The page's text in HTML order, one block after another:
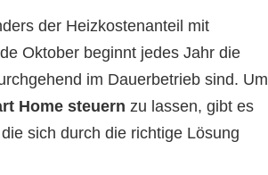
der Heizkostenanteil mit
Oktober beginnt jedes Jahr die
im Dauerbetrieb sind. Um
Home steuern zu lassen, gibt es
sich durch die richtige Lösung